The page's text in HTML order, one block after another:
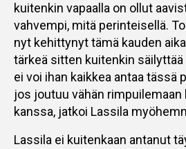
kuitenkin vapaalla on ollut
vahvempi, mitä perinteisellä.
nyt kehittynyt tämä kauden
tärkeä sitten kuitenkin säilyttää
ei voi ihan kaikkea antaa tässä
jos joutuu vähän rimpuilemaan
kanssa, jatkoi Lassila
Lassila ei kuitenkaan antanut